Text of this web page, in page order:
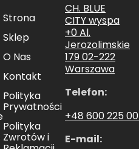
Strona
Sklep
O Nas
Kontakt
Polityka
Prywatności
Polityka
Zwrotów i
CH. BLUE
CITY wyspa
+0 Al.
Jerozolimskie
179 02-222
Warszawa
Telefon:
+48 600 225
E-mail: